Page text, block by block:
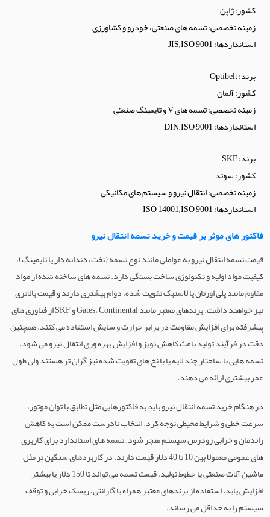
کشور: ژاپن
زمینه تخصصی: تسمه های صنعتی، خودرو و کشاورزی
استانداردها: JIS, ISO 9001
برند: Optibelt
کشور: آلمان
زمینه تخصصی: تسمه های V و تایمینگ صنعتی
استانداردها: DIN, ISO 9001
برند: SKF
کشور: سوئد
زمینه تخصصی: انتقال نیرو و سیستم های مکانیکی
استانداردها: ISO 14001, ISO 9001
فاکتور های موثر بر قیمت و خرید تسمه انتقال نیرو
قیمت تسمه انتقال نیرو به عواملی مانند نوع تسمه (تخت، دندانه‌ دار یا تایمینگ)،
کیفیت مواد اولیه و تکنولوژی ساخت بستگی دارد. تسمه‌ های ساخته شده از مواد
مقاوم مانند پلی اورتان یا لاستیک تقویت شده، دوام بیشتری دارند و قیمت بالاتری
نیز خواهند داشت. برندهای معتبر مانند Gates، Continental و SKF از فناوری‌ های
پیشرفته برای افزایش مقاومت در برابر حرارت و سایش استفاده می‌ کنند. همچنین
دقت در فرآیند تولید باعث کاهش نویز و افزایش بهره‌ وری انتقال نیرو می‌ شود.
تسمه‌ هایی با ساختار چند لایه یا با نخ‌ های تقویت‌ شده نیز گران‌ تر هستند ولی طول
عمر بیشتری ارائه می‌ دهند.
در هنگام خرید تسمه انتقال نیرو باید به فاکتورهایی مثل تطابق با توان موتور،
سرعت خطی و شرایط محیطی توجه کرد. انتخاب نادرست ممکن است به کاهش
راندمان و خرابی زودرس سیستم منجر شود. تسمه‌ های استاندارد برای کاربری‌
های عمومی معمولا بین 10 تا 40 دلار قیمت دارند. در کاربردهای سنگین‌ تر مثل
ماشین‌ آلات صنعتی یا خطوط تولید، قیمت تسمه می‌ تواند تا 150 دلار یا بیشتر
افزایش یابد. استفاده از برندهای معتبر همراه با گارانتی، ریسک خرابی و توقف
سیستم را به حداقل می‌ رساند.